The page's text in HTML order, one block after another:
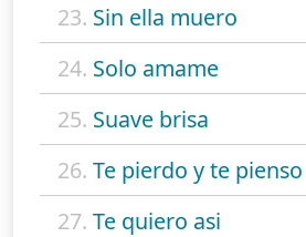
23. Sin ella muero
24. Solo amame
25. Suave brisa
26. Te pierdo y te pienso
27. Te quiero asi